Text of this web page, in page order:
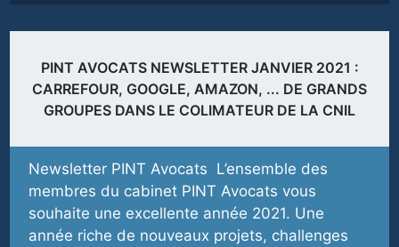
PINT AVOCATS NEWSLETTER JANVIER 2021 :
CARREFOUR, GOOGLE, AMAZON, ... DE GRANDS
GROUPES DANS LE COLIMATEUR DE LA CNIL
Newsletter PINT Avocats L’ensemble des
membres du cabinet PINT Avocats vous
souhaite une excellente année 2021. Une
année riche de nouveaux projets, challenges